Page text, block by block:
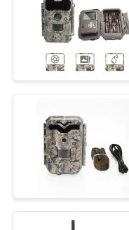
साइटमैप
गोपनीयता